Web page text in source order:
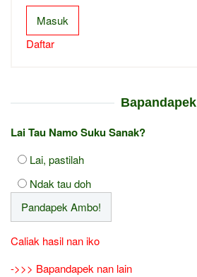
Masuk
Daftar
Bapandapek
Lai Tau Namo Suku Sanak?
Lai, pastilah
Ndak tau doh
Caliak hasil nan iko
->>> Bapandapek nan lain